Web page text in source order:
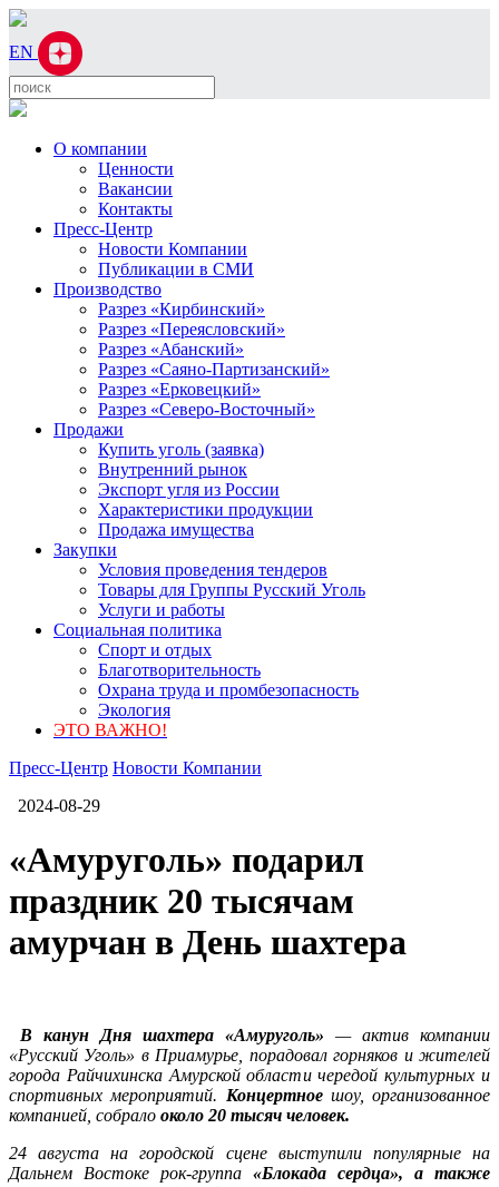
EN
О компании
Ценности
Вакансии
Контакты
Пресс-Центр
Новости Компании
Публикации в СМИ
Производство
Разрез «Кирбинский»
Разрез «Переясловский»
Разрез «Абанский»
Разрез «Саяно-Партизанский»
Разрез «Ерковецкий»
Разрез «Северо-Восточный»
Продажи
Купить уголь (заявка)
Внутренний рынок
Экспорт угля из России
Характеристики продукции
Продажа имущества
Закупки
Условия проведения тендеров
Товары для Группы Русский Уголь
Услуги и работы
Социальная политика
Спорт и отдых
Благотворительность
Охрана труда и промбезопасность
Экология
ЭТО ВАЖНО!
Пресс-Центр Новости Компании
2024-08-29
«Амуруголь» подарил
праздник 20 тысячам
амурчан в День шахтера
В канун Дня шахтера «Амуруголь» — актив компании
«Русский Уголь» в Приамурье, порадовал горняков и жителей
города Райчихинска Амурской области чередой культурных и
спортивных мероприятий. Концертноешоу, организованное
компанией, собрало около 20 тысяч человек.
24 августа на городской сцене выступили популярные на
Дальнем Востоке рок-группа «Блокада сердца», а также